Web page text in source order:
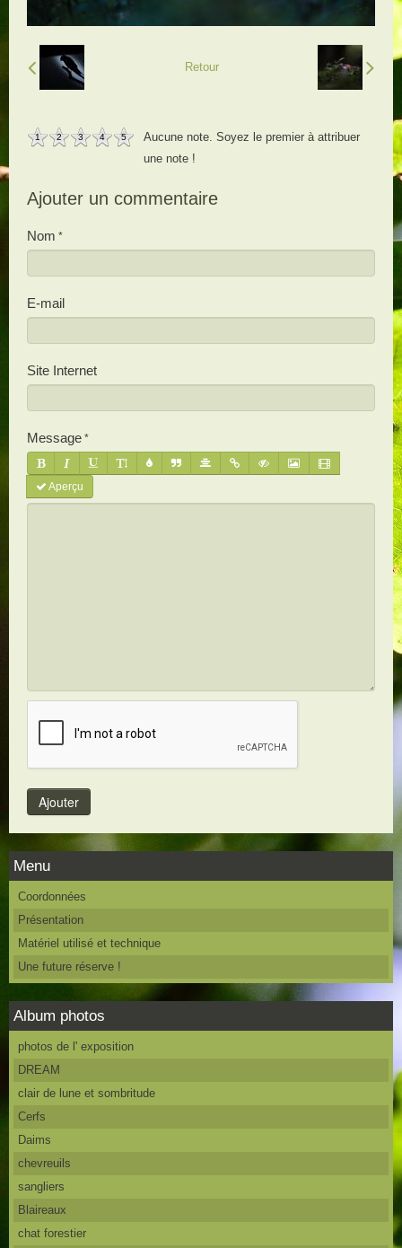
Retour
1 2 3 4 5
Aucune note. Soyez le premier à attribuer
une note !
Ajouter un commentaire
Nom
E-mail
Site Internet
Message
Aperçu
Menu
Coordonnées
Présentation
Matériel utilisé et technique
Une future réserve !
Album photos
photos de l' exposition
DREAM
clair de lune et sombritude
Cerfs
Daims
chevreuils
sangliers
Blaireaux
chat forestier